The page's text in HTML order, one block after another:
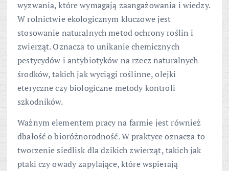
wyzwania, które wymagają zaangażowania i wiedzy.
W rolnictwie ekologicznym kluczowe jest
stosowanie naturalnych metod ochrony roślin i
zwierząt. Oznacza to unikanie chemicznych
pestycydów i antybiotyków na rzecz naturalnych
środków, takich jak wyciągi roślinne, olejki
eteryczne czy biologiczne metody kontroli
szkodników.
Ważnym elementem pracy na farmie jest również
dbałość o bioróżnorodność. W praktyce oznacza to
tworzenie siedlisk dla dzikich zwierząt, takich jak
ptaki czy owady zapylające, które wspierają